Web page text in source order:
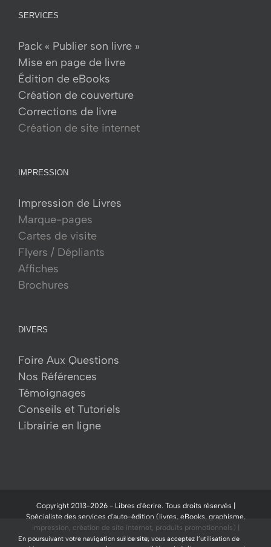
SERVICES
Pack « Publier son livre »
Mise en page de livre
Édition de eBooks
Création de couverture
Corrections de livre
Création de site internet
IMPRESSION
Impression de Livres
Marque-pages
Cartes de visite
Flyers / Dépliants
Affiches
Brochures
DIVERS
Foire Aux Questions
Nos Références
Témoignages
Conseils et Tutoriels
Librairie en ligne
Copyright 2013-2026 - Libres d'écrire. Tous droits réservés |
Spécialiste des services d'auto-édition (livres, eBooks, graphisme,
impression, création de site internet, produits promotionnels) |
Sitemap
En poursuivant votre navigation sur ce site, vous acceptez l’utilisation de